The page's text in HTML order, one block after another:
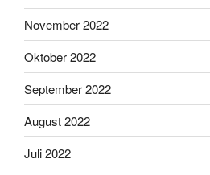
November 2022
Oktober 2022
September 2022
August 2022
Juli 2022